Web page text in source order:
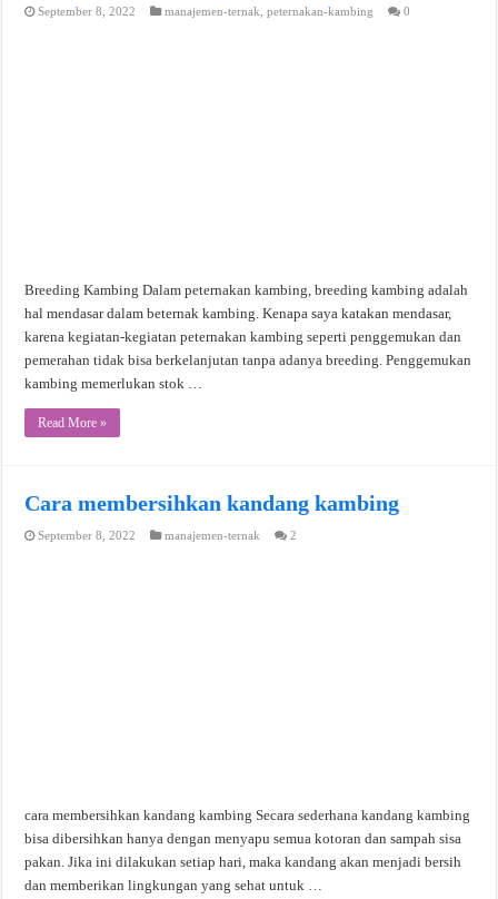
September 8, 2022 manajemen-ternak ,peternakan-kambing 0
Breeding Kambing Dalam peternakan kambing, breeding kambing adalah
hal mendasar dalam beternak kambing. Kenapa saya katakan mendasar,
karena kegiatan-kegiatan peternakan kambing seperti penggemukan dan
pemerahan tidak bisa berkelanjutan tanpa adanya breeding. Penggemukan
kambing memerlukan stok …
Read More »
Cara membersihkan kandang kambing
September 8, 2022 manajemen-ternak 2
cara membersihkan kandang kambing Secara sederhana kandang kambing
bisa dibersihkan hanya dengan menyapu semua kotoran dan sampah sisa
pakan. Jika ini dilakukan setiap hari, maka kandang akan menjadi bersih
dan memberikan lingkungan yang sehat untuk …